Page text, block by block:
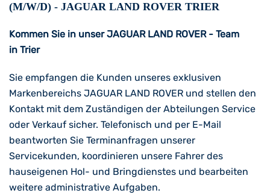
(M/W/D) - JAGUAR LAND ROVER TRIER
Kommen Sie in unser JAGUAR LAND ROVER - Team
in Trier
Sie empfangen die Kunden unseres exklusiven
Markenbereichs JAGUAR LAND ROVER und stellen den
Kontakt mit dem Zuständigen der Abteilungen Service
oder Verkauf sicher. Telefonisch und per E-Mail
beantworten Sie Terminanfragen unserer
Servicekunden, koordinieren unsere Fahrer des
hauseigenen Hol- und Bringdienstes und bearbeiten
weitere administrative Aufgaben.